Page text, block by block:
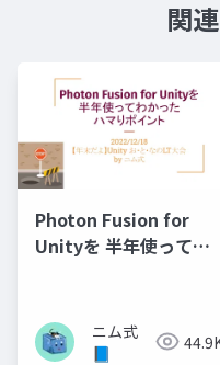
関
Photon Fusion for
Unityを 半年使ってわ
ニム式
📘